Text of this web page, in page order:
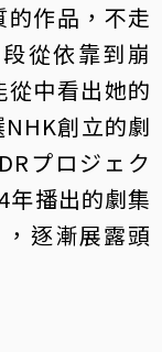
作品，不走
從依靠到崩
中看出她的
創立的劇
プロジェク
年播出的劇集
逐漸展露頭